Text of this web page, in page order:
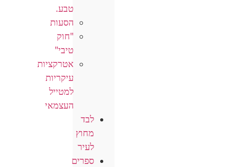
טבע.
הסעות
"חוק
טיבי"
אטרקציות
עיקריות
למטייל
העצמאי
לבד
מחוץ
לעיר
ספרים